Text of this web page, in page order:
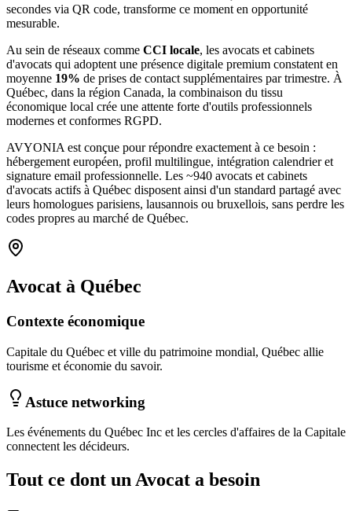
secondes via QR code, transforme ce moment en opportunité
mesurable.
Au sein de réseaux comme CCI locale, les avocats et cabinets
d'avocats qui adoptent une présence digitale premium constatent en
moyenne 19% de prises de contact supplémentaires par trimestre. À
Québec, dans la région Canada, la combinaison du tissu
économique local crée une attente forte d'outils professionnels
modernes et conformes RGPD.
AVYONIA est conçue pour répondre exactement à ce besoin :
hébergement européen, profil multilingue, intégration calendrier et
signature email professionnelle. Les ~940 avocats et cabinets
d'avocats actifs à Québec disposent ainsi d'un standard partagé avec
leurs homologues parisiens, lausannois ou bruxellois, sans perdre les
codes propres au marché de Québec.
Avocat à Québec
Contexte économique
Capitale du Québec et ville du patrimoine mondial, Québec allie
tourisme et économie du savoir.
Astuce networking
Les événements du Québec Inc et les cercles d'affaires de la Capitale
connectent les décideurs.
Tout ce dont un Avocat a besoin